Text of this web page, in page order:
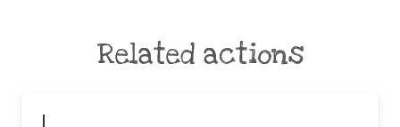
Related actions